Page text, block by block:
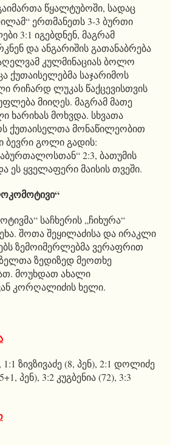
წყალტუბოში, სადაც
ერთმანეთს 3-3 ბურთი
3:1 იგებდნენ, მაგრამ
და ანგარიშის გათანაბრება
კულმინაციას ბოლო
ქუთაისელებმა საჯარიმოს
რიჩარდ ლუკას წაქცევისთვის
მიიღეს. მაგრამ მათე
ხარიხას მოხვდა. სხვათა
მონაწილეობით
ბევრი გოლი გადის:
2:3, ბათუმის
ეს ყველაფერი მაისის თვეში.
საჩხერის „ჩიხურა“
შოთა შეყილაძისა და ირაკლი
ზემოიმერლებმა ვერაფრით
ზედიზედ მეოთხე
მოუხდათ ახალი
კორღალიძის ხელი.
ზივზივაძე (8, პენ), 2:1 დოლიძე
პენ), 3:2 კუგბენია (72), 3:3